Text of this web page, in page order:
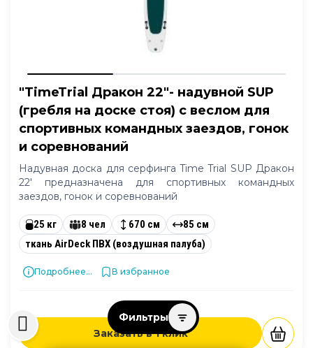
Фильтры
"TimeTrial Дракон 22"- надувной SUP
(гребля на доске стоя) с веслом для
спортивных командных заездов, гонок
и соревнований
Надувная доска для серфинга Time Trial SUP Дракон
22' предназначена для спортивных командных
заездов, гонок и соревнований
25 кг 8 чел 670 см
85 см
ткань AirDeck ПВХ (воздушная палуба)
Подробнее... В избранное
99 245 ₽
Заказать в 1 клик